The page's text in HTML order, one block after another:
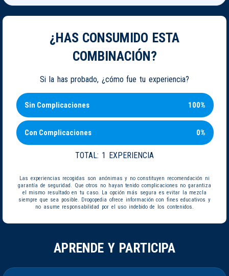
¿HAS CONSUMIDO ESTA
COMBINACIÓN?
Si la has probado, ¿cómo fue tu experiencia?
Sin Complicaciones 100%
Con Complicaciones 0%
TOTAL: 1 EXPERIENCIA
Las experiencias recogidas son anónimas y no constituyen recomendación ni
garantía de seguridad. Que otros no hayan tenido complicaciones no garantiza
el mismo resultado en tu caso. La opción más segura es evitar la mezcla
siempre que sea posible. Drogopedia ofrece información con fines educativos y
no asume responsabilidad por el uso indebido de los contenidos.
APRENDE Y PARTICIPA